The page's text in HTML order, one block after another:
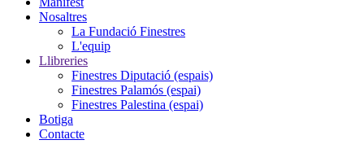
Nosaltres
La Fundació Finestres
L'equip
Llibreries
Finestres Diputació (espais)
Finestres Palamós (espai)
Finestres Palestina (espai)
Botiga
Contacte